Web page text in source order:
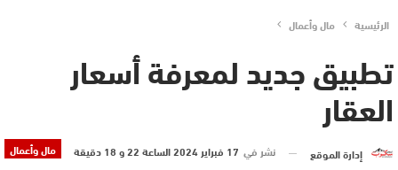
الرئيسية مال وأعمال
تطبيق جديد لمعرفة أسعار
العقار
مال وأعمال إدارة الموقع نشر في 17 فبراير 2024 الساعة 22 و 18 دقيقة